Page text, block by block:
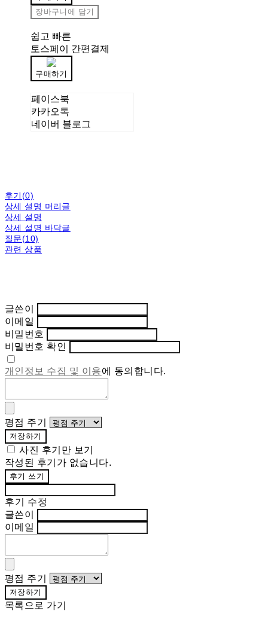
장바구니에 담기
쉽고 빠른
토스페이 간편결제
구매하기
페이스북
카카오톡
네이버 블로그
후기(0)
상세 설명 머리글
상세 설명
상세 설명 바닥글
질문(10)
관련 상품
글쓴이
이메일
비밀번호
비밀번호 확인
개인정보 수집 및 이용에 동의합니다.
평점 주기
저장하기
사진 후기만 보기
작성된 후기가 없습니다.
후기 쓰기
후기 수정
글쓴이
이메일
평점 주기
저장하기
목록으로 가기